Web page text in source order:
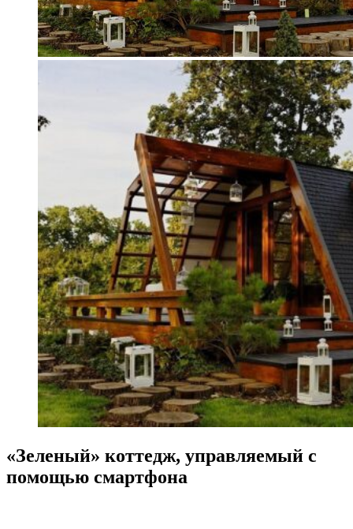
«Зеленый» коттедж, управляемый с
помощью смартфона